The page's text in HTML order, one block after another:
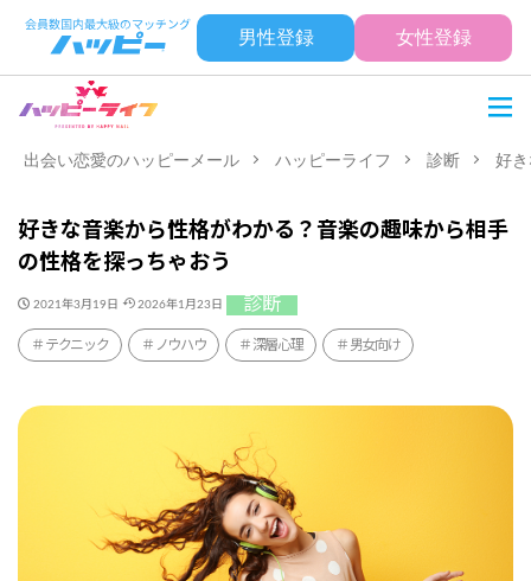
男性登録 女性登録
出会い恋愛のハッピーメール ハッピーライフ 診断 好
好きな音楽から性格がわかる？音楽の趣味から相手
の性格を探っちゃおう
2021年3月19日 2026年1月23日 診断
テクニック ノウハウ 深層心理 男女向け